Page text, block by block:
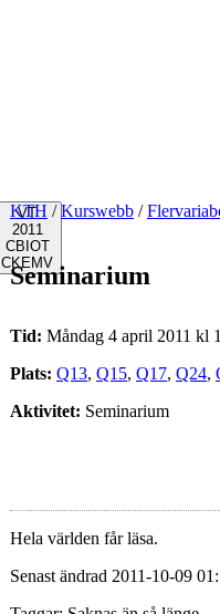
VT
2011
CBIOT
CKEMV
KTH / Kurswebb /
Seminarium
Tid: Måndag 4 april 2011 kl
Plats: Q13, Q15, Q17, Q24,
Aktivitet: Seminarium
Hela världen får läsa.
Senast ändrad 2011-10-09